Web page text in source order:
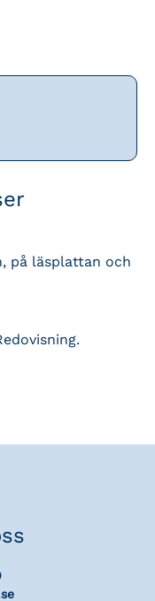
på läsplattan och